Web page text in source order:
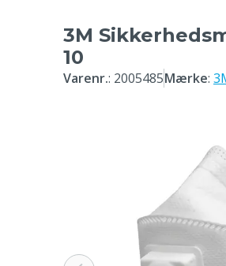
3M
10
Varenr.: 2005485Mærke: